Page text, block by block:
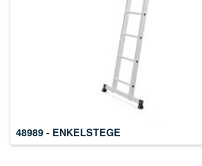
48989 - ENKELSTEGE